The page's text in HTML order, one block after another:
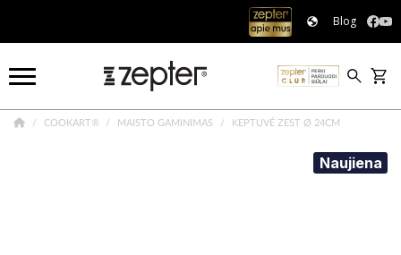
Blog
COOKART® MAISTO GAMINIMAS KEPTUVĖ ZEST Ø 24CM
Naujiena